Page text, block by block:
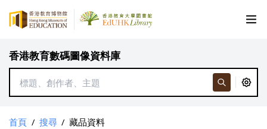
香港教育數碼圖像資料庫
首頁 / 搜尋 / 藏品資料